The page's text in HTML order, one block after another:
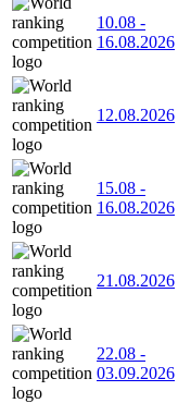
10.08 -
16.08.2026
12.08.2026
15.08 -
16.08.2026
21.08.2026
22.08 -
03.09.2026